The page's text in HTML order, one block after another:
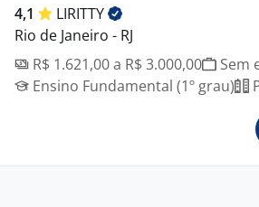
4,1
LIRITTY
Rio de Janeiro - RJ
R$ 1.621,00 a R$ 3.000,00
Sem
Ensino Fundamental (1º grau)